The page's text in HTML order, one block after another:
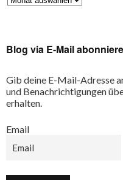
Blog via E-Mail
Gib deine E-Mail-Adresse
und Benachrichtigungen
erhalten.
Email